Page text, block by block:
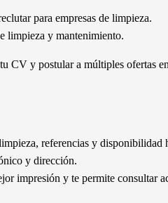
para empresas de limpieza.
limpieza y mantenimiento.
CV y postular a múltiples ofertas
referencias y disponibilidad
y dirección.
impresión y te permite consultar